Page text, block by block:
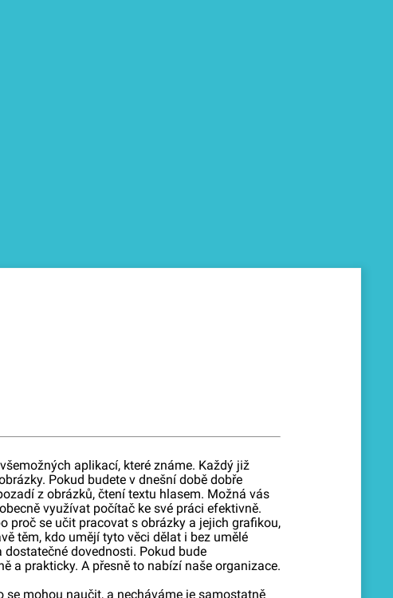
aplikací, které známe. Každý již
Pokud budete v dnešní době dobře
z obrázků, čtení textu hlasem. Možná vás
využívat počítač ke své práci efektivně.
proč se učit pracovat s obrázky a jejich grafikou,
těm, kdo umějí tyto věci dělat i bez umělé
dovednosti. Pokud bude
a prakticky. A přesně to nabízí naše organizace.
mohou naučit, a necháváme je samostatně